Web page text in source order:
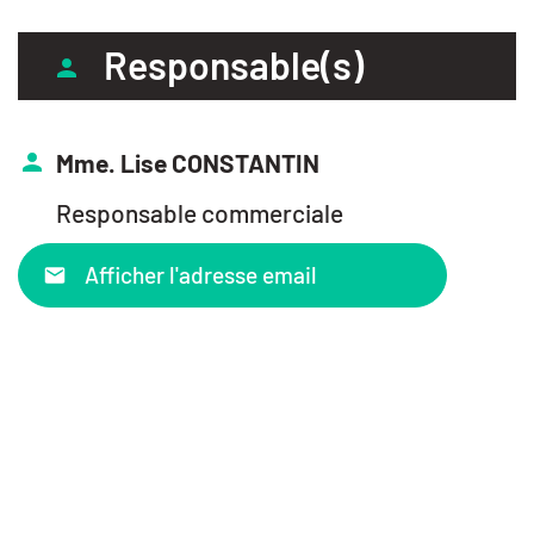
Responsable(s)
Mme. Lise CONSTANTIN
Responsable commerciale
Afficher l'adresse email